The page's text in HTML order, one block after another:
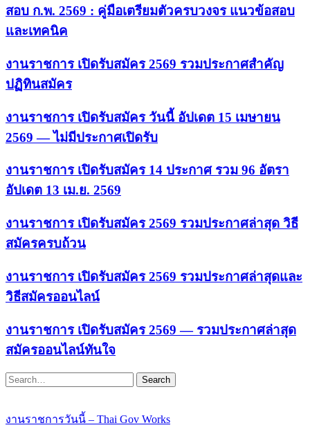
สอบ ก.พ. 2569 : คู่มือเตรียมตัวครบวงจร แนวข้อสอบ
และเทคนิค
งานราชการ เปิดรับสมัคร 2569 รวมประกาศสำคัญ
ปฏิทินสมัคร
งานราชการ เปิดรับสมัคร วันนี้ อัปเดต 15 เมษายน
2569 — ไม่มีประกาศเปิดรับ
งานราชการ เปิดรับสมัคร 14 ประกาศ รวม 96 อัตรา
อัปเดต 13 เม.ย. 2569
งานราชการ เปิดรับสมัคร 2569 รวมประกาศล่าสุด วิธี
สมัครครบถ้วน
งานราชการ เปิดรับสมัคร 2569 รวมประกาศล่าสุดและ
วิธีสมัครออนไลน์
งานราชการ เปิดรับสมัคร 2569 — รวมประกาศล่าสุด
สมัครออนไลน์ทันใจ
Search
งานราชการวันนี้ – Thai Gov Works